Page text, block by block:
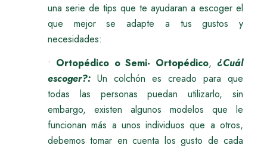
una serie de tips que te ayudaran a escoger el
que mejor se adapte a tus gustos y
necesidades:
• Ortopédico o Semi- Ortopédico, ¿Cuál
escoger?: Un colchón es creado para que
todas las personas puedan utilizarlo, sin
embargo, existen algunos modelos que le
funcionan más a unos individuos que a otros,
debemos tomar en cuenta los gusto de cada